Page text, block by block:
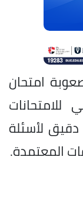
امتحان
دقيق لأسئلة
المعتمدة.